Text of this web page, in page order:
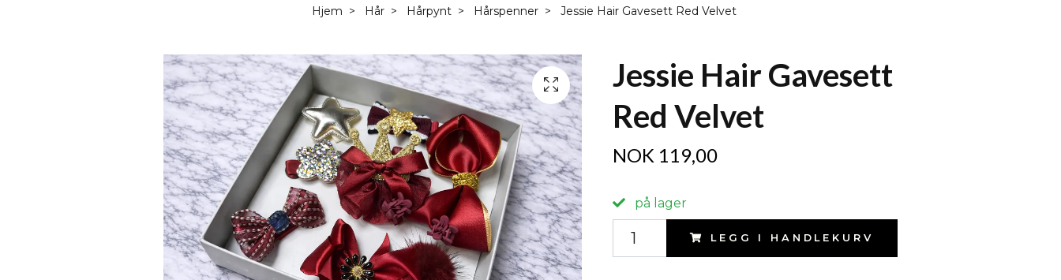
Hjem Hår Hårpynt Hårspenner Jessie Hair Gavesett Red Velvet
Jessie Hair Gavesett
Red Velvet
NOK 119,00
på lager
LEGG I HANDLEKURV